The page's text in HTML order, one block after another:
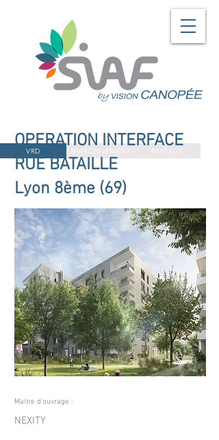
ENVIRONNEMENT
VRD
OPERATION INTERFACE
RUE BATAILLE
Lyon 8ème (69)
Maitre d'ouvrage :
NEXITY